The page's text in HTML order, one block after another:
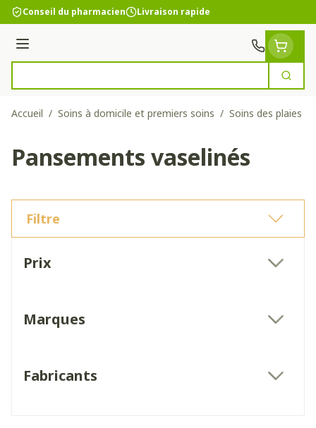
Aller au contenu
Conseil du pharmacien Livraison rapide
Menu
Accueil / Soins à domicile et premiers soins / Soins des plaies
Pansements vaselinés
Filtre
Prix
Marques
Fabricants